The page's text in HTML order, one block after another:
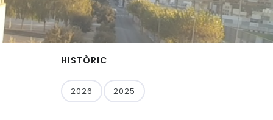
HISTÒRIC
2026 2025